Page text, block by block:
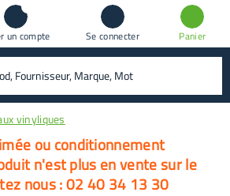
un compte Se connecter Panier
vinyliques
ou conditionnement
n'est plus en vente sur le
nous : 02 40 34 13 30